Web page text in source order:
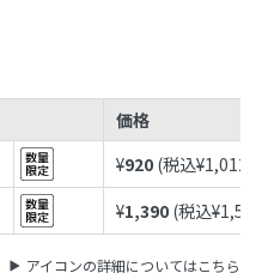
価格
¥920 (税込¥1,012
¥1,390 (税込¥1,529
アイコンの詳細についてはこちら